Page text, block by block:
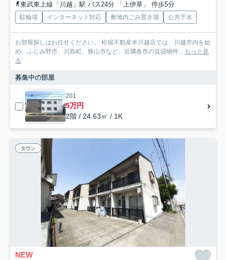
東武東上線「川越」駅 バス24分 「上伊草」 停歩5分
駐輪場 インターネット対応 敷地内ごみ置き場 公共下水
お部屋探しはお任せください。 松堀不動産本川越店では、川越市内を始
め、ふじみ野市、川島町、狭山市など、近隣各市の賃貸物件... もっと見
る
募集中の部屋
201
5万円
2階 / 24.63㎡ / 1K
タウン
NEW